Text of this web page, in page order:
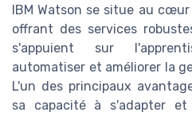
IBM Watson se situe au
offrant des services
s'appuient sur
automatiser et améliorer la
L'un des principaux
sa capacité à s'adapter et